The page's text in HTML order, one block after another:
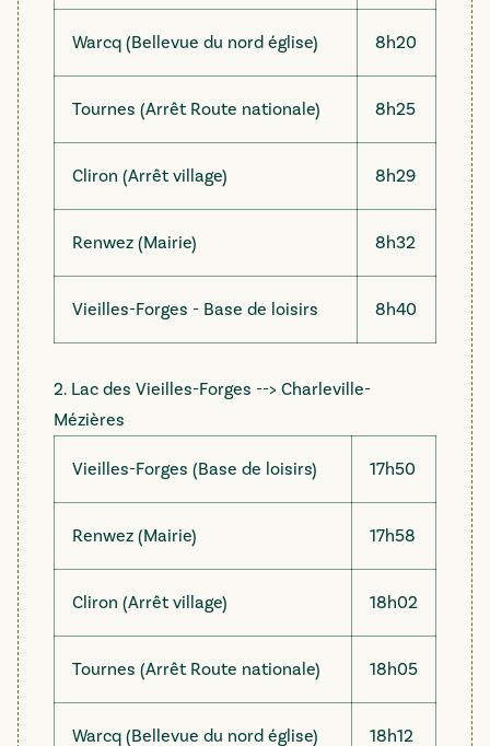
Warcq (Bellevue du nord église) 8h20
Tournes (Arrêt Route nationale) 8h25
Cliron (Arrêt village) 8h29
Renwez (Mairie) 8h32
Vieilles-Forges - Base de loisirs 8h40
2. Lac des Vieilles-Forges --> Charleville-
Mézières
Vieilles-Forges (Base de loisirs) 17h50
Renwez (Mairie) 17h58
Cliron (Arrêt village) 18h02
Tournes (Arrêt Route nationale) 18h05
Warcq (Bellevue du nord église) 18h12